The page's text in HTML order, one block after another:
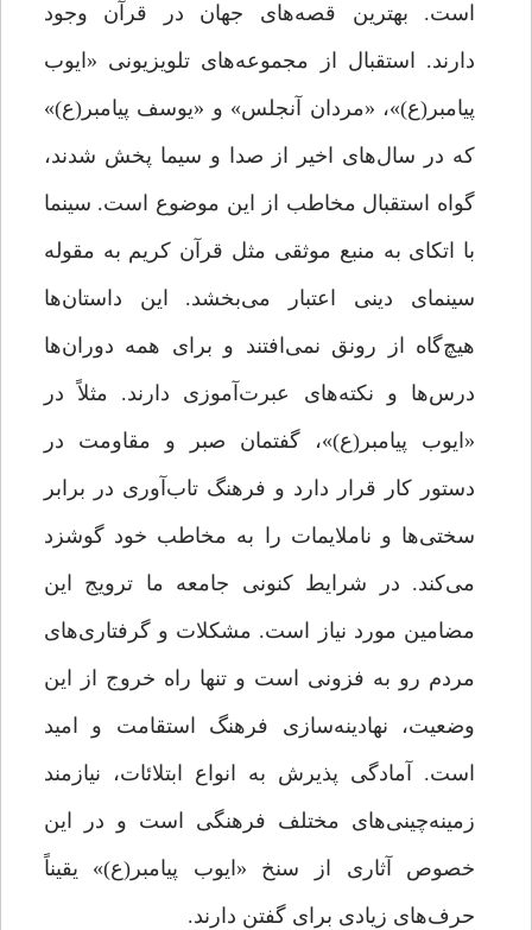
است. بهترین قصه‌های جهان در قرآن وجود
دارند. استقبال از مجموعه‌های تلویزیونی «ایوب
پیامبر(ع)»، «مردان آنجلس» و «یوسف پیامبر(ع)»
که در سال‌های اخیر از صدا و سیما پخش شدند،
گواه استقبال مخاطب از این موضوع است. سینما
با اتکای به منبع موثقی مثل قرآن کریم به مقوله
سینمای دینی اعتبار می‌بخشد. این داستان‌ها
هیچ‌گاه از رونق نمی‌افتند و برای همه دوران‌ها
درس‌ها و نکته‌های عبرت‌آموزی دارند. مثلاً در
«ایوب پیامبر(ع)»، گفتمان صبر و مقاومت در
دستور کار قرار دارد و فرهنگ تاب‌آوری در برابر
سختی‌ها و ناملایمات را به مخاطب خود گوشزد
می‌کند. در شرایط کنونی جامعه ما ترویج این
مضامین مورد نیاز است. مشکلات و گرفتاری‌های
مردم رو به فزونی است و تنها راه خروج از این
وضعیت، نهادینه‌سازی فرهنگ استقامت و امید
است. آمادگی پذیرش به انواع ابتلائات، نیازمند
زمینه‌چینی‌های مختلف فرهنگی است و در این
خصوص آثاری از سنخ «ایوب پیامبر(ع)» یقیناً
حرف‌های زیادی برای گفتن دارند.